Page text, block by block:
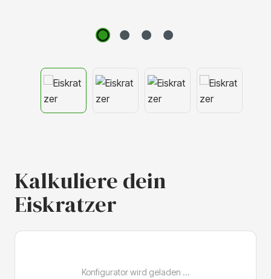
Kalkuliere dein
Eiskratzer